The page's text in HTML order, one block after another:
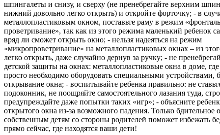
шпингалеты и снизу, и сверху (не пренебрегайте верхним
нижний довольно легко открыть) и откройте форточку; - в
металлопластиковым окном, поставьте раму в режим
проветривание», так как из этого режима маленький ребенок
вряд ли сможет открыть окно; - нельзя надеяться на режим
«микропроветривание» на металлопластиковых окнах – из
легко открыть, даже случайно дернув за ручку; - не
детской защиты на окнах: металлопластиковые окна в доме, где
просто необходимо оборудовать специальными
открывание окна; - воспитывайте ребенка правильно: не
подоконник, не поощряйте самостоятельного лазания туда,
предупреждайте даже попытки таких «игр»; - объясните
открытого окна из-за возможного падения. Только бдительное
собственным детям со стороны родителей поможет избежать
прямо сейчас, где находятся ваши дети!